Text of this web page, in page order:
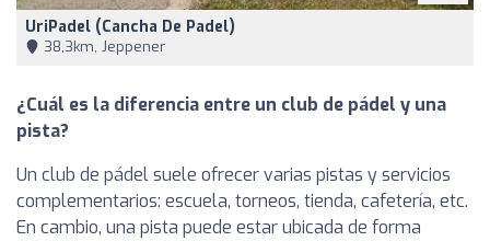
UriPadel (Cancha De Padel)
38,3km, Jeppener
¿Cuál es la diferencia entre un club de pádel y una
pista?
Un club de pádel suele ofrecer varias pistas y servicios
complementarios: escuela, torneos, tienda, cafetería, etc.
En cambio, una pista puede estar ubicada de forma